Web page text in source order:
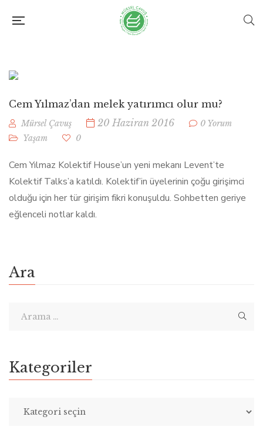
Cem Yılmaz’dan melek yatırımcı olur mu?
Mürsel Çavuş 20 Haziran 2016
0 Yorum
Yaşam
0
Cem Yılmaz Kolektif House’un yeni mekanı Levent’te
Kolektif Talks’a katıldı. Kolektif’in üyelerinin çoğu girişimci
olduğu için her tür girişim fikri konuşuldu. Sohbetten geriye
eğlenceli notlar kaldı.
Ara
Kategoriler